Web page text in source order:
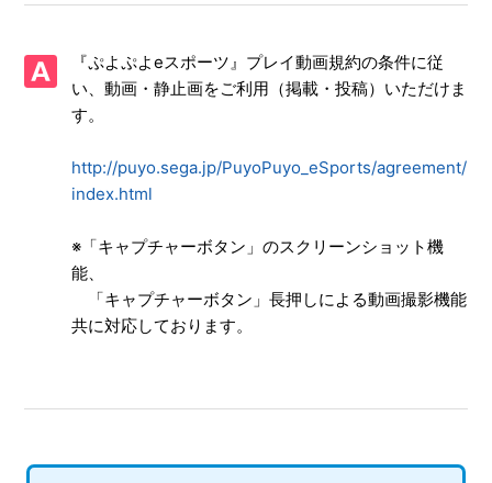
はあるのか
【NSwitch/ぷよぷよeスポーツ】Switch版のインターネット
【NSwitch/ぷよぷよeスポーツ】ゲームの進行状況はいくつ
【NSwitch/ぷよぷよeスポーツ】データ連動要素（引き継
ぎ、データ連動特典など）はあるか
『ぷよぷよeスポーツ』プレイ動画規約の条件に従
い、動画・静止画をご利用（掲載・投稿）いただけま
す。
http://puyo.sega.jp/PuyoPuyo_eSports/agreement/
index.html
※「キャプチャーボタン」のスクリーンショット機
能、
「キャプチャーボタン」長押しによる動画撮影機能
共に対応しております。